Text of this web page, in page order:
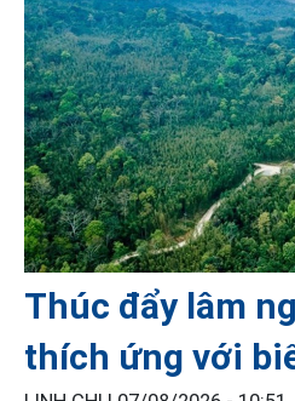
Thúc đẩy lâm
thích ứng với